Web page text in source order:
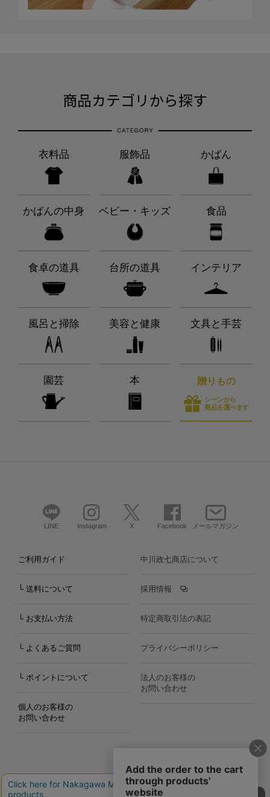
商品カテゴリから探す
衣料品 服飾品 かばん
かばんの中身 ベビー・キッズ 食品
食卓の道具 台所の道具 インテリア
風呂と掃除 美容と健康 文具と手芸
園芸 本 贈りもの
シーンから
商品を選べます
LINE Instagram X Facebook メールマガジン
ご利用ガイド
└ 送料について
└ お支払い方法
└ よくあるご質問
└ ポイントについて
個人のお客様の
お問い合わせ
中川政七商店について
採用情報
特定商取引法の表記
プライバシーポリシー
法人のお客様の
お問い合わせ